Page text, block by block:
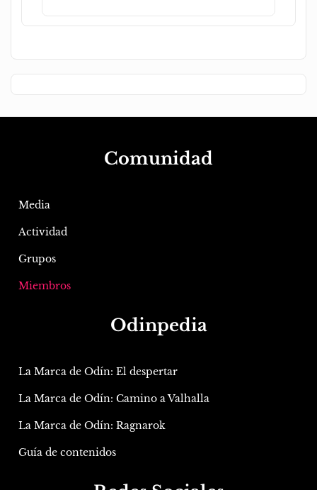
Comunidad
Media
Actividad
Grupos
Miembros
Odinpedia
La Marca de Odín: El despertar
La Marca de Odín: Camino a Valhalla
La Marca de Odín: Ragnarok
Guía de contenidos